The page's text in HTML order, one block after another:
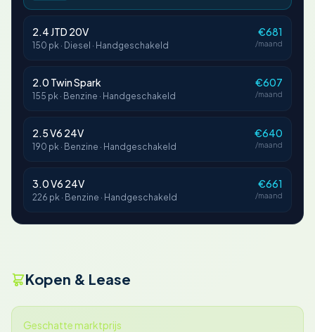
2.4 JTD 20V
150 pk · Diesel · Handgeschakeld
€681
/maand
2.0 Twin Spark
155 pk · Benzine · Handgeschakeld
€607
/maand
2.5 V6 24V
190 pk · Benzine · Handgeschakeld
€640
/maand
3.0 V6 24V
226 pk · Benzine · Handgeschakeld
€661
/maand
Kopen & Lease
Geschatte marktprijs